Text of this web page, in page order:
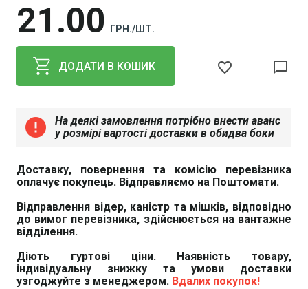
21 00 ГРН./ШТ.
ДОДАТИ В КОШИК favorite_border chat_bubble_outline
error
На деякі замовлення потрібно внести аванс
у розмірі вартості доставки в обидва боки
Доставку, повернення та комісію перевізника
оплачує покупець. Відправляємо на Поштомати.
Відправлення відер, каністр та мішків, відповідно
до вимог перевізника, здійснюється на вантажне
відділення.
Діють гуртові ціни. Наявність товару,
індивідуальну знижку та умови доставки
узгоджуйте з менеджером. Вдалих покупок!